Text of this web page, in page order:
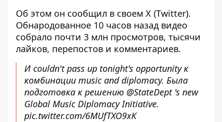
Об этом он сообщил в своем Х (Twitter).
Обнародованное 10 часов назад видео
собрало почти 3 млн просмотров, тысячи
лайков, перепостов и комментариев.
И couldn't pass up tonight's opportunity к
комбинации music and diplomacy. Была
подготовка к решению @StateDept 's new
Global Music Diplomacy Initiative.
pic.twitter.com/6MUfTXO9xK